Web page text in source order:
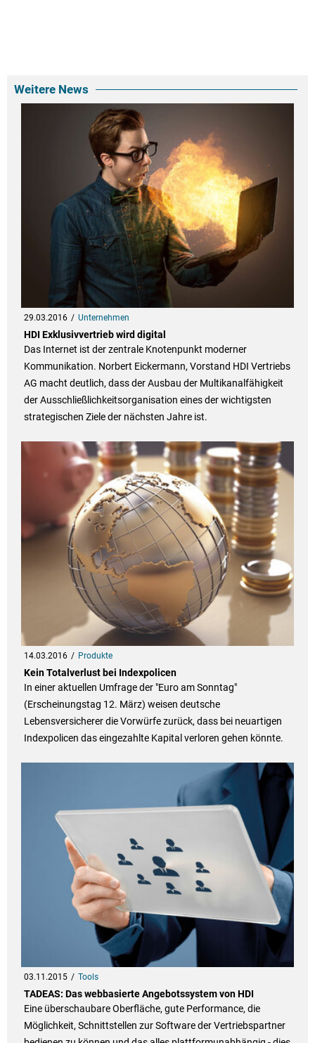
Weitere News
29.03.2016 Unternehmen
HDI Exklusivvertrieb wird digital
Das Internet ist der zentrale Knotenpunkt moderner
Kommunikation. Norbert Eickermann, Vorstand HDI Vertriebs
AG macht deutlich, dass der Ausbau der Multikanalfähigkeit
der Ausschließlichkeitsorganisation eines der wichtigsten
strategischen Ziele der nächsten Jahre ist.
14.03.2016 Produkte
Kein Totalverlust bei Indexpolicen
In einer aktuellen Umfrage der "Euro am Sonntag"
(Erscheinungstag 12. März) weisen deutsche
Lebensversicherer die Vorwürfe zurück, dass bei neuartigen
Indexpolicen das eingezahlte Kapital verloren gehen könnte.
03.11.2015 Tools
TADEAS: Das webbasierte Angebotssystem von HDI
Eine überschaubare Oberfläche, gute Performance, die
Möglichkeit, Schnittstellen zur Software der Vertriebspartner